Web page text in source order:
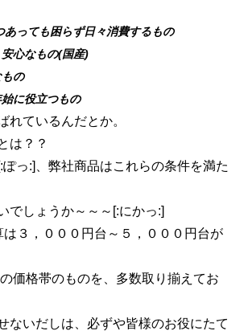
あっても困らず日々消費するもの
心なもの(国産)
の
に役立つもの
れているんだとか。
は？？
っ:]、弊社商品はこれらの条件を満た
でしょうか～～～[:にかっ:]
は３，０００円台～５，０００円台が
価格帯のものを、多数取り揃えてお
ないだしは、必ずや皆様のお役にたて